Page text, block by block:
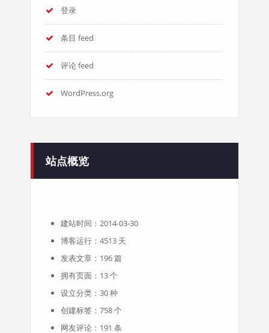
登录
条目 feed
评论 feed
WordPress.org
站点概览
建站时间：2014-03-30
博客运行：4513 天
发表文章：196 篇
拥有页面：13 个
设立分类：30 种
创建标签：758 个
网友评论：191 条